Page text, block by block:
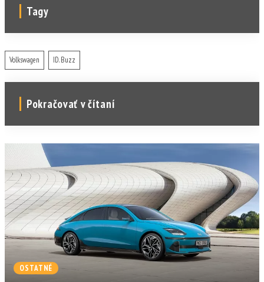
Tagy
Volkswagen ID. Buzz
Pokračovať v čítaní
OSTATNÉ